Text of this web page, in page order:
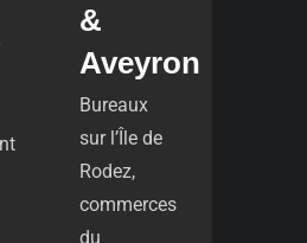
&
Aveyron
Bureaux
sur l’Île de
Rodez,
commerces
du